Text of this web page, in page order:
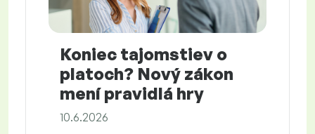
Koniec tajomstiev o
platoch? Nový zákon
mení pravidlá hry
10.6.2026